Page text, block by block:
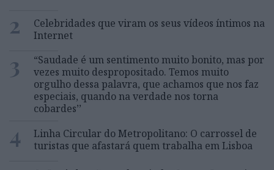
2
Celebridades que viram os seus vídeos íntimos na
Internet
3
“Saudade é um sentimento muito bonito, mas por
vezes muito despropositado. Temos muito
orgulho dessa palavra, que achamos que nos faz
especiais, quando na verdade nos torna
cobardes’’
4
Linha Circular do Metropolitano: O carrossel de
turistas que afastará quem trabalha em Lisboa